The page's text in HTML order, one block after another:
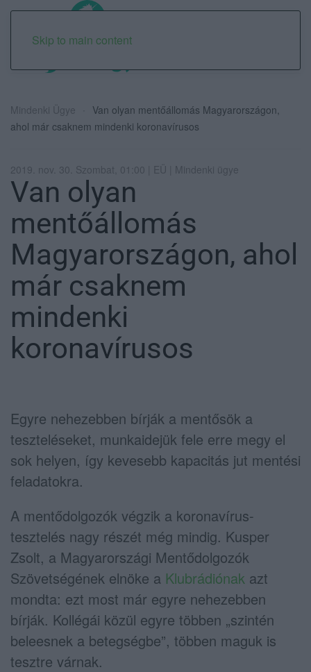
Skip to main content
Mindenki Ügye
Van olyan mentőállomás Magyarországon,
ahol már csaknem mindenki koronavírusos
2019. nov. 30. Szombat, 01:00 | EÜ | Mindenki ügye
Van olyan
mentőállomás
Magyarországon, ahol
már csaknem
mindenki
koronavírusos
Egyre nehezebben bírják a mentősök a
teszteléseket, munkaidejük fele erre megy el
sok helyen, így kevesebb kapacitás jut mentési
feladatokra.
A mentődolgozók végzik a koronavírus-
tesztelés nagy részét még mindig. Kusper
Zsolt, a Magyarországi Mentődolgozók
Szövetségének elnöke a Klubrádiónak azt
mondta: ezt most már egyre nehezebben
bírják. Kollégái közül egyre többen „szintén
beleesnek a betegségbe”, többen maguk is
tesztre várnak.